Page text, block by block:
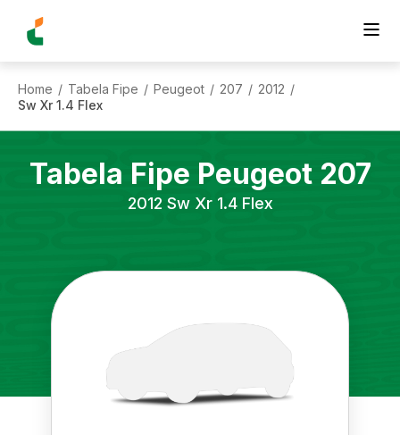
Home / Tabela Fipe / Peugeot / 207 / 2012 /
Sw Xr 1.4 Flex
Tabela Fipe Peugeot 207
2012 Sw Xr 1.4 Flex